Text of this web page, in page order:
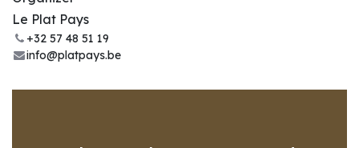
Le Plat Pays
+32 57 48 51 19
info@platpays.be